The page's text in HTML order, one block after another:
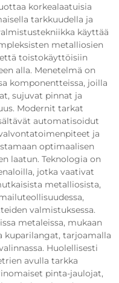
korkealaatuisia
tarkkuudella ja
käyttää
metalliosien
toistokäyttöisiin
alla. Menetelmä on
komponentteissa, joilla
sujuvat pinnat ja
Modernit tarkat
automatisoidut
ja
optimaalisen
laatun. Teknologia on
jotka vaativat
metalliosista,
valmistuksessa.
metaleissa, mukaan
kuparilangat, tarjoamalla
Huolellisesti
avulla tarkka
pinta-jaulojat,